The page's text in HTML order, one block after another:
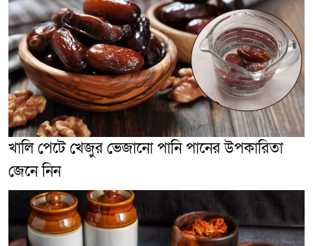
খালি পেটে খেজুর ভেজানো পানি পানের উপকারিতা
জেনে নিন